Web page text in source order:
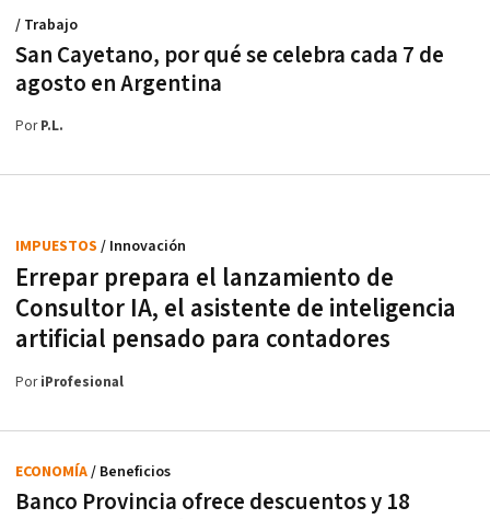
San Cayetano, por qué se celebra cada 7 de
agosto en Argentina
/ Trabajo
PorP.L.
Errepar prepara el lanzamiento de
Consultor IA, el asistente de inteligencia
artificial pensado para contadores
IMPUESTOS / Innovación
PoriProfesional
Banco Provincia ofrece descuentos y 18
ECONOMÍA/ Beneficios